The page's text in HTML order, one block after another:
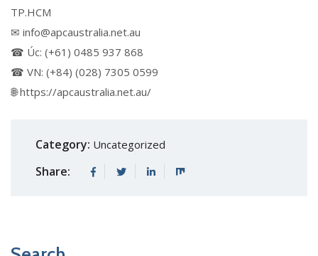
TP.HCM
✉ info@apcaustralia.net.au
☎ Úc: (+61) 0485 937 868
☎ VN: (+84) (028) 7305 0599
🌐 https://apcaustralia.net.au/
Category: Uncategorized
Share: